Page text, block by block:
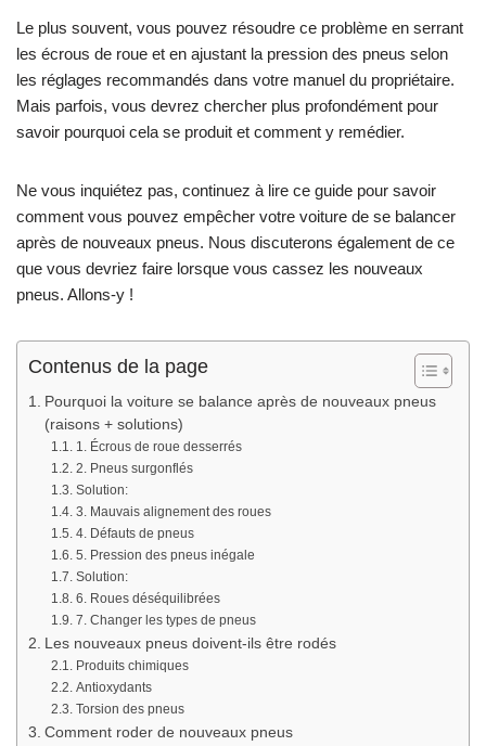
Le plus souvent, vous pouvez résoudre ce problème en serrant
les écrous de roue et en ajustant la pression des pneus selon
les réglages recommandés dans votre manuel du propriétaire.
Mais parfois, vous devrez chercher plus profondément pour
savoir pourquoi cela se produit et comment y remédier.
Ne vous inquiétez pas, continuez à lire ce guide pour savoir
comment vous pouvez empêcher votre voiture de se balancer
après de nouveaux pneus. Nous discuterons également de ce
que vous devriez faire lorsque vous cassez les nouveaux
pneus. Allons-y !
Contenus de la page
Pourquoi la voiture se balance après de nouveaux pneus
(raisons + solutions)
1. Écrous de roue desserrés
2. Pneus surgonflés
Solution:
3. Mauvais alignement des roues
4. Défauts de pneus
5. Pression des pneus inégale
Solution:
6. Roues déséquilibrées
7. Changer les types de pneus
Les nouveaux pneus doivent-ils être rodés
Produits chimiques
Antioxydants
Torsion des pneus
Comment roder de nouveaux pneus